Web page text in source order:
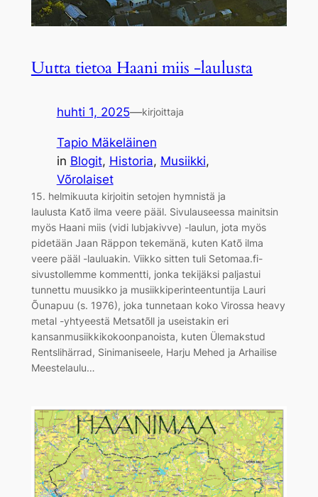
Uutta tietoa Haani miis -laulusta
huhti 1, 2025—kirjoittaja
Tapio Mäkeläinen
in Blogit, Historia, Musiikki
Võrolaiset
15. helmikuuta kirjoitin setojen hymnistä ja
laulusta Katõ ilma veere pääl. Sivulauseessa mainitsin
myös Haani miis (vidi lubjakivve) -laulun, jota myös
pidetään Jaan Räppon tekemänä, kuten Katõ ilma
veere pääl -lauluakin. Viikko sitten tuli Setomaa.fi-
sivustollemme kommentti, jonka tekijäksi paljastui
tunnettu muusikko ja musiikkiperinteentuntija Lauri
Õunapuu (s. 1976), joka tunnetaan koko Virossa heavy
metal -yhtyeestä Metsatõll ja useistakin eri
kansanmusiikkikokoonpanoista, kuten Ülemakstud
Rentslihärrad, Sinimaniseele, Harju Mehed ja Arhailise
Meestelaulu…